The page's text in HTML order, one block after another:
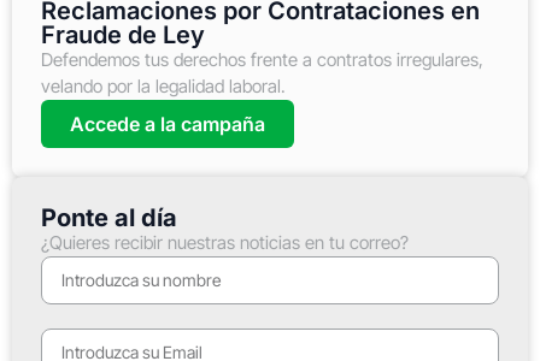
Reclamaciones por Contrataciones en
Fraude de Ley
Defendemos tus derechos frente a contratos irregulares,
velando por la legalidad laboral.
Accede a la campaña
Ponte al día
¿Quieres recibir nuestras noticias en tu correo?